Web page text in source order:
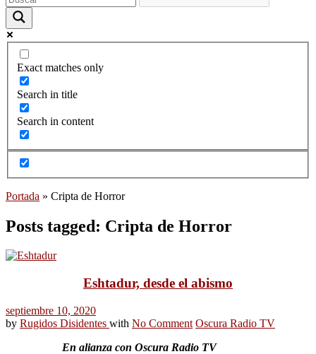
Exact matches only
Search in title
Search in content
Portada » Cripta de Horror
Posts tagged: Cripta de Horror
Eshtadur, desde el abismo
septiembre 10, 2020
by Rugidos Disidentes with No Comment Oscura Radio TV
En alianza con Oscura Radio TV